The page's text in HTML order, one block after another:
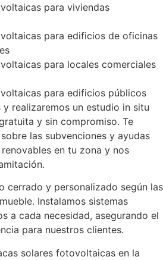
para viviendas
para edificios de oficinas
para locales comerciales
para edificios públicos
realizaremos un estudio in situ
y sin compromiso. Te
las subvenciones y ayudas
en tu zona y nos
cerrado y personalizado según las
Instalamos sistemas
a cada necesidad, asegurando el
para nuestros clientes.
solares fotovoltaicas en la